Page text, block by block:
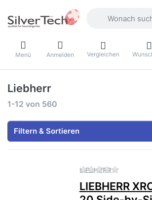
Menü Anmelden Vergleichen
Liebherr
Suchergebnisse:
1-12 von 560
Filtern & Sortieren
LIEBHERR Zu
LIEBHERR